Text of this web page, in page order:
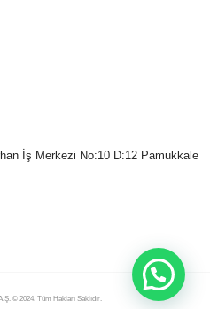
İş Merkezi No:10 D:12 Pamukkale
© 2024. Tüm Hakları Saklıdır.